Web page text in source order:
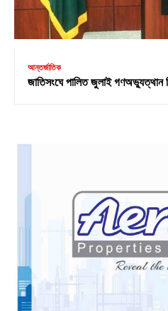
আন্তর্জাতিক
জাতিসংঘে পালিত জুলাই গণঅভ্যুত্থান